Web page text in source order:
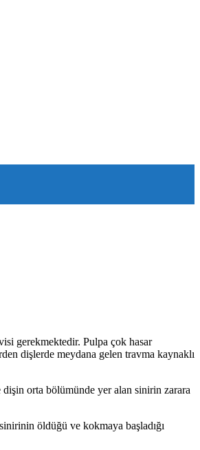
gerekmektedir. Pulpa çok hasar
dişlerde meydana gelen travma kaynaklı
orta bölümünde yer alan sinirin zarara
öldüğü ve kokmaya başladığı